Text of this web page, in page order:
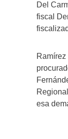
Del
fiscal
esa